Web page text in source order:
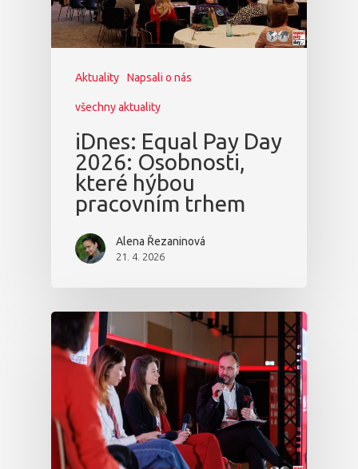
Aktuality Napsali o nás
všechny aktuality
iDnes: Equal Pay Day
2026: Osobnosti,
které hýbou
pracovním trhem
Alena Řezaninová
21. 4. 2026